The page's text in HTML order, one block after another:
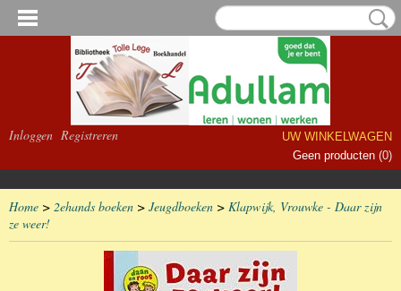
Inloggen Registreren
UW WINKELWAGEN
Geen producten (0)
Home > 2ehands boeken > Jeugdboeken > Klapwijk, Vrouwke - Daar zijn
ze weer!